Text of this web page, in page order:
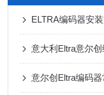
ELTRA编码器安
意大利Eltra意尔
意尔创Eltra编码